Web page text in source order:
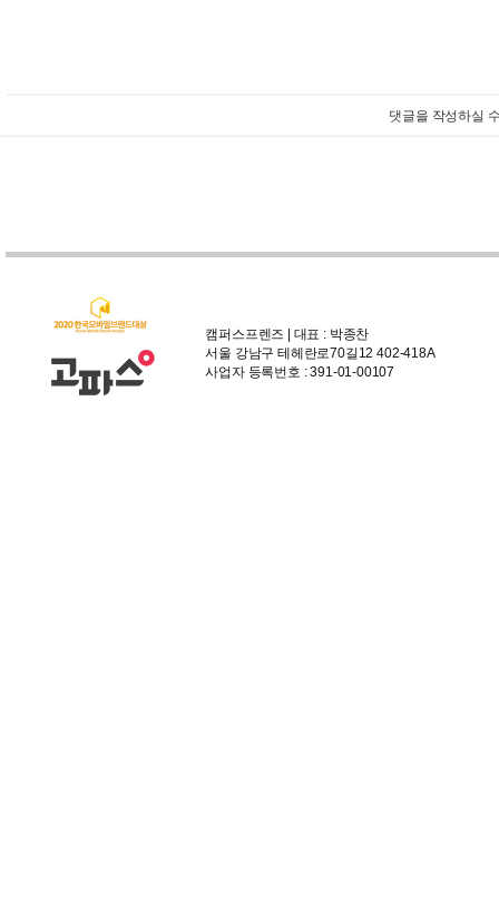
댓글을 작성하실
캠퍼스프렌즈 | 대표 : 박종찬
서울 강남구 테헤란로70길12 402-418A
사업자 등록번호 : 391-01-00107